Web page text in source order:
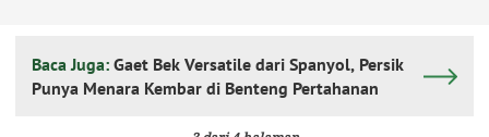
Baca Juga: Gaet Bek Versatile dari Spanyol, Persik
Punya Menara Kembar di Benteng Pertahanan